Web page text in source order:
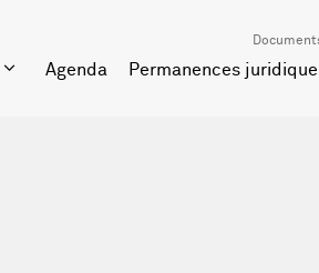
Agenda Permanences